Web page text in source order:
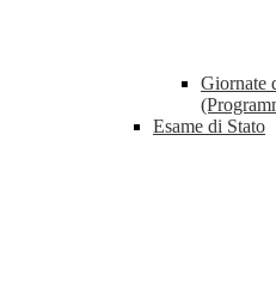
Giornate
Esame di Stato